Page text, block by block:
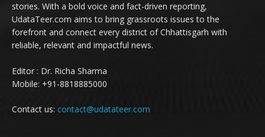
stories. With a bold voice and fact-driven reporting,
UdataTeer.com aims to bring grassroots issues to the
forefront and connect every district of Chhattisgarh with
reliable, relevant and impactful news.
Editor : Dr. Richa Sharma
Mobile: +91-8818885000
Contact us: contact@udatateer.com